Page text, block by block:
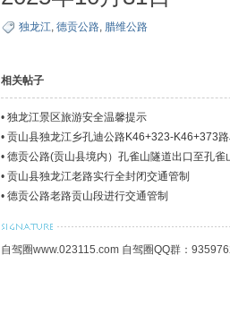
独龙江, 德贡公路, 腊维公路
相关帖子
• 独龙江景区旅游安全温馨提示
• 贡山县独龙江乡孔迪公路K46+323-K46+373
• 德贡公路(贡山县境内）孔雀山隧道出口至孔雀
• 贡山县独龙江老路实行全封闭交通管制
• 德贡公路老路贡山段进行交通管制
自驾圈www.023115.com 自驾圈QQ群：